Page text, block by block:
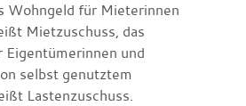
Wohngeld für Mieterinnen
Mietzuschuss, das
Eigentümerinnen und
selbst genutztem
Lastenzuschuss.